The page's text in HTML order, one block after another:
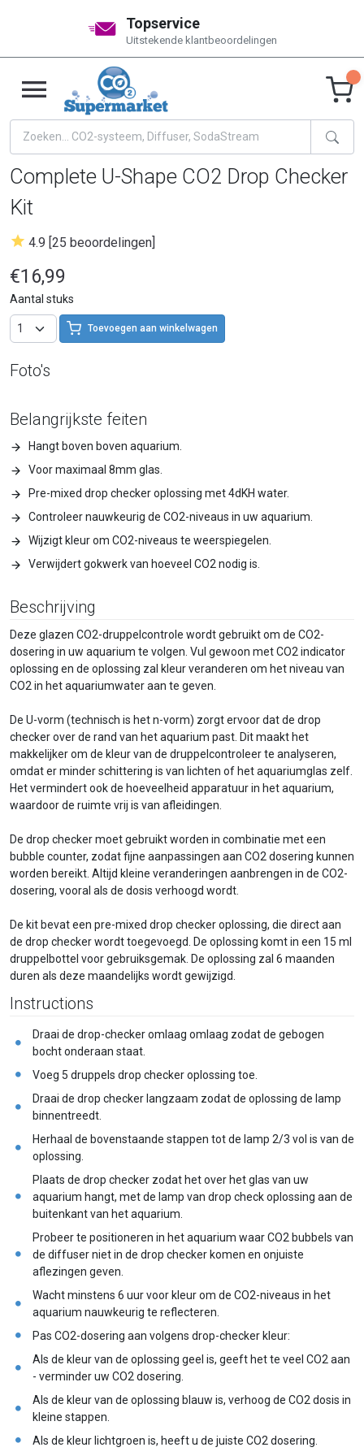
Topservice
Uitstekende klantbeoordelingen
Complete U-Shape CO2 Drop Checker
Kit
4.9 [25 beoordelingen]
€16,99
Aantal stuks
Toevoegen aan winkelwagen
Belangrijkste feiten
Hangt boven boven aquarium.
Voor maximaal 8mm glas.
Pre-mixed drop checker oplossing met 4dKH water.
Controleer nauwkeurig de CO2-niveaus in uw aquarium.
Wijzigt kleur om CO2-niveaus te weerspiegelen.
Verwijdert gokwerk van hoeveel CO2 nodig is.
Beschrijving
Deze glazen CO2-druppelcontrole wordt gebruikt om de CO2-
dosering in uw aquarium te volgen. Vul gewoon met CO2 indicator
oplossing en de oplossing zal kleur veranderen om het niveau van
CO2 in het aquariumwater aan te geven.
De U-vorm (technisch is het n-vorm) zorgt ervoor dat de drop
checker over de rand van het aquarium past. Dit maakt het
makkelijker om de kleur van de druppelcontroleer te analyseren,
omdat er minder schittering is van lichten of het aquariumglas zelf.
Het vermindert ook de hoeveelheid apparatuur in het aquarium,
waardoor de ruimte vrij is van afleidingen.
De drop checker moet gebruikt worden in combinatie met een
bubble counter, zodat fijne aanpassingen aan CO2 dosering kunnen
worden bereikt. Altijd kleine veranderingen aanbrengen in de CO2-
dosering, vooral als de dosis verhoogd wordt.
De kit bevat een pre-mixed drop checker oplossing, die direct aan
de drop checker wordt toegevoegd. De oplossing komt in een 15 ml
druppelbottel voor gebruiksgemak. De oplossing zal 6 maanden
duren als deze maandelijks wordt gewijzigd.
Instructions
Draai de drop-checker omlaag omlaag zodat de gebogen
bocht onderaan staat.
Voeg 5 druppels drop checker oplossing toe.
Draai de drop checker langzaam zodat de oplossing de lamp
binnentreedt.
Herhaal de bovenstaande stappen tot de lamp 2/3 vol is van de
oplossing.
Plaats de drop checker zodat het over het glas van uw
aquarium hangt, met de lamp van drop check oplossing aan de
buitenkant van het aquarium.
Probeer te positioneren in het aquarium waar CO2 bubbels van
de diffuser niet in de drop checker komen en onjuiste
aflezingen geven.
Wacht minstens 6 uur voor kleur om de CO2-niveaus in het
aquarium nauwkeurig te reflecteren.
Pas CO2-dosering aan volgens drop-checker kleur:
Als de kleur van de oplossing geel is, geeft het te veel CO2 aan
- verminder uw CO2 dosering.
Als de kleur van de oplossing blauw is, verhoog de CO2 dosis in
kleine stappen.
Als de kleur lichtgroen is, heeft u de juiste CO2 dosering.
Foto's